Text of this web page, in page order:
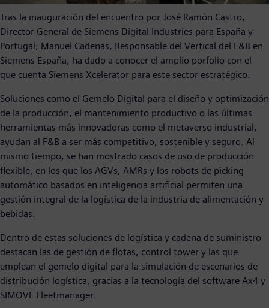
Tras la inauguración del encuentro por José Ramón Castro,
Director General de Siemens Digital Industries para España y
Portugal; Manuel Cadenas, Responsable del Vertical del F&B en
Siemens España, ha dado a conocer el amplio porfolio con el
que cuenta Siemens Xcelerator para este sector estratégico.
Soluciones como el Gemelo Digital para el diseño y optimización
de la producción, el mantenimiento productivo o las últimas
herramientas más innovadoras como el metaverso industrial,
ayudan al F&B a ser más competitivo, sostenible y seguro. Al
mismo tiempo, se han mostrado casos de uso de producción
flexible, en los que los AGVs, AMRs y los robots de picking
automático basados en inteligencia artificial permiten una
gestión integral de la logística de la industria de alimentación y
bebidas.
Dentro de estas soluciones de logística y cadena de suministro
destacan las de gestión de flotas, control tower y las que
emplean el gemelo digital para la simulación de escenarios de
distribución logística, gracias a la tecnología del software Ax4 y
SIMOVE Fleetmanager.